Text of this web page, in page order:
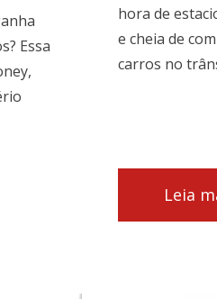
Essa
hora de
e cheia de
carros no
Leia